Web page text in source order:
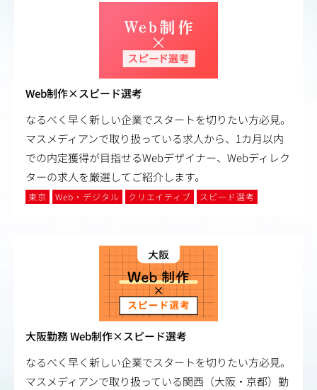
Web制作×スピード選考
なるべく早く新しい企業でスタートを切りたい方必見。
マスメディアンで取り扱っている求人から、1カ月以内
での内定獲得が目指せるWebデザイナー、Webディレク
ターの求人を厳選してご紹介します。
東京 Web・デジタル クリエイティブ スピード選考
大阪勤務 Web制作×スピード選考
なるべく早く新しい企業でスタートを切りたい方必見。
マスメディアンで取り扱っている関西（大阪・京都）勤